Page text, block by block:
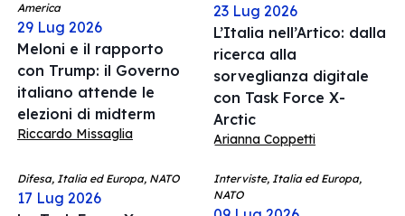
America
29 Lug 2026
Meloni e il rapporto
con Trump: il Governo
italiano attende le
elezioni di midterm
Riccardo Missaglia
23 Lug 2026
L’Italia nell’Artico: dalla
ricerca alla
sorveglianza digitale
con Task Force X-
Arctic
Arianna Coppetti
Difesa, Italia ed Europa, NATO
17 Lug 2026
Interviste, Italia ed Europa,
NATO